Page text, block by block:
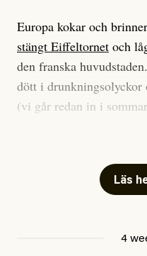
Europa kokar och
stängt Eiffeltornet och
den franska
dött i drunkningsolyckor
(vi går redan in i
Har du också panik i
mardröm? Bra, allt
att han brukar vara
Läs
4